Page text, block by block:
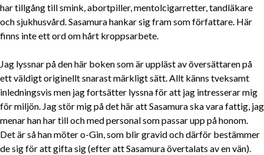
har tillgång till smink, abortpiller, mentolcigarretter, tandläkare
och sjukhusvård. Sasamura hankar sig fram som författare. Här
finns inte ett ord om hårt kroppsarbete.
Jag lyssnar på den här boken som är uppläst av översättaren på
ett väldigt originellt snarast märkligt sätt. Allt känns tveksamt
inledningsvis men jag fortsätter lyssna för att jag intresserar mig
för miljön. Jag stör mig på det här att Sasamura ska vara fattig, jag
menar han har till och med personal som passar upp på honom.
Det är så han möter o-Gin, som blir gravid och därför bestämmer
de sig för att gifta sig (efter att Sasamura övertalats av en vän).